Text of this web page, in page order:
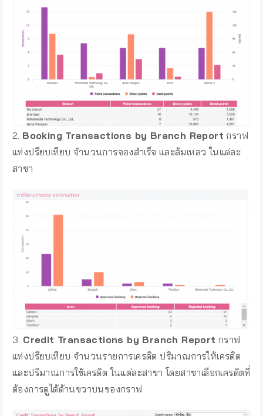
2. Booking Transactions by Branch Report กราฟ
แท่งปรียบเทียบ จำนวนการจองสำเร็จ และล้มเหลว ในแต่ละ
สาขา
3. Credit Transactions by Branch Report กราฟ
แท่งปรียบเทียบ จำนวนรายการเครดิต ปริมาณการให้เครดิต
และปริมาณการใช้เครดิต ในแต่ละสาขา โดยสาขาเลือกเครดิตที่
ต้องการดูได้ด้านขวาบนของกราฟ